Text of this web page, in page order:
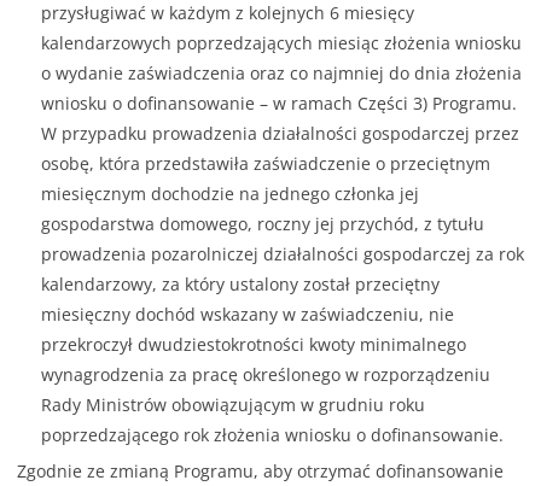
przysługiwać w każdym z kolejnych 6 miesięcy
kalendarzowych poprzedzających miesiąc złożenia wniosku
o wydanie zaświadczenia oraz co najmniej do dnia złożenia
wniosku o dofinansowanie – w ramach Części 3) Programu.
W przypadku prowadzenia działalności gospodarczej przez
osobę, która przedstawiła zaświadczenie o przeciętnym
miesięcznym dochodzie na jednego członka jej
gospodarstwa domowego, roczny jej przychód, z tytułu
prowadzenia pozarolniczej działalności gospodarczej za rok
kalendarzowy, za który ustalony został przeciętny
miesięczny dochód wskazany w zaświadczeniu, nie
przekroczył dwudziestokrotności kwoty minimalnego
wynagrodzenia za pracę określonego w rozporządzeniu
Rady Ministrów obowiązującym w grudniu roku
poprzedzającego rok złożenia wniosku o dofinansowanie.
Zgodnie ze zmianą Programu, aby otrzymać dofinansowanie